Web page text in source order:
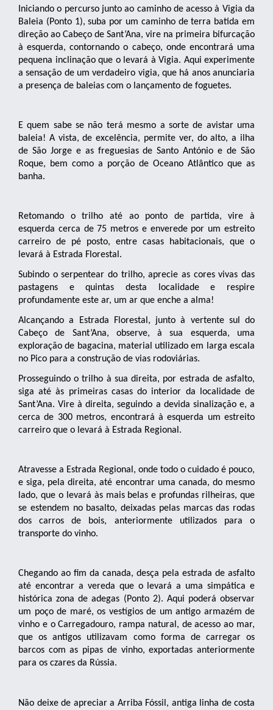
Iniciando o percurso junto ao caminho de acesso à Vigia da
Baleia (Ponto 1), suba por um caminho de terra batida em
direção ao Cabeço de Sant’Ana, vire na primeira bifurcação
à esquerda, contornando o cabeço, onde encontrará uma
pequena inclinação que o levará à Vigia. Aqui experimente
a sensação de um verdadeiro vigia, que há anos anunciaria
a presença de baleias com o lançamento de foguetes.
E quem sabe se não terá mesmo a sorte de avistar uma
baleia! A vista, de excelência, permite ver, do alto, a ilha
de São Jorge e as freguesias de Santo António e de São
Roque, bem como a porção de Oceano Atlântico que as
banha.
Retomando o trilho até ao ponto de partida, vire à
esquerda cerca de 75 metros e enverede por um estreito
carreiro de pé posto, entre casas habitacionais, que o
levará à Estrada Florestal.
Subindo o serpentear do trilho, aprecie as cores vivas das
pastagens e quintas desta localidade e respire
profundamente este ar, um ar que enche a alma!
Alcançando a Estrada Florestal, junto à vertente sul do
Cabeço de Sant’Ana, observe, à sua esquerda, uma
exploração de bagacina, material utilizado em larga escala
no Pico para a construção de vias rodoviárias.
Prosseguindo o trilho à sua direita, por estrada de asfalto,
siga até às primeiras casas do interior da localidade de
Sant’Ana. Vire à direita, seguindo a devida sinalização e, a
cerca de 300 metros, encontrará à esquerda um estreito
carreiro que o levará à Estrada Regional.
Atravesse a Estrada Regional, onde todo o cuidado é pouco,
e siga, pela direita, até encontrar uma canada, do mesmo
lado, que o levará às mais belas e profundas rilheiras, que
se estendem no basalto, deixadas pelas marcas das rodas
dos carros de bois, anteriormente utilizados para o
transporte do vinho.
Chegando ao fim da canada, desça pela estrada de asfalto
até encontrar a vereda que o levará a uma simpática e
histórica zona de adegas (Ponto 2). Aqui poderá observar
um poço de maré, os vestígios de um antigo armazém de
vinho e o Carregadouro, rampa natural, de acesso ao mar,
que os antigos utilizavam como forma de carregar os
barcos com as pipas de vinho, exportadas anteriormente
para os czares da Rússia.
Não deixe de apreciar a Arriba Fóssil, antiga linha de costa